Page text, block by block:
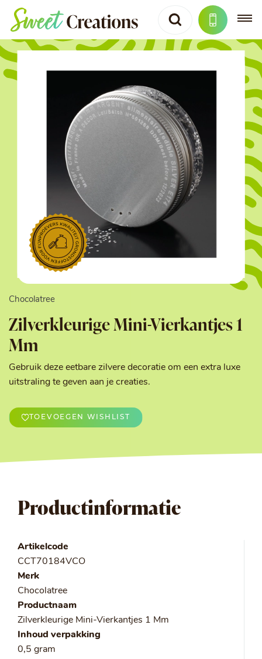
Chocolatree
Zilverkleurige Mini-Vierkantjes 1
Mm
Gebruik deze eetbare zilvere decoratie om een extra luxe
uitstraling te geven aan je creaties.
TOEVOEGEN WISHLIST
Productinformatie
Artikelcode
CCT70184VCO
Merk
Chocolatree
Productnaam
Zilverkleurige Mini-Vierkantjes 1 Mm
Inhoud verpakking
0,5 gram